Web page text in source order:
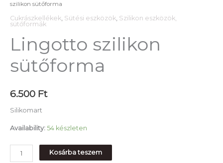
szilikon sütőforma
Cukrászkellékek, Sütési eszközök, Szilikon eszközök,
sütőformák
Lingotto szilikon
sütőforma
6.500 Ft
Silikomart
Availability: 54 készleten
Kosárba teszem